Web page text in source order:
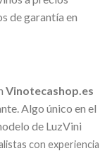
de garantía en
Vinotecashop.es
Algo único en el
de LuzVini
con experiencia